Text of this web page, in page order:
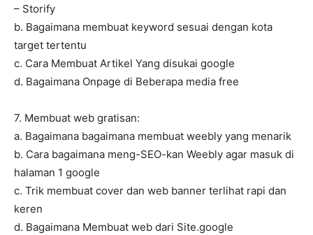
– Storify
b. Bagaimana membuat keyword sesuai dengan kota
target tertentu
c. Cara Membuat Artikel Yang disukai google
d. Bagaimana Onpage di Beberapa media free
7. Membuat web gratisan:
a. Bagaimana bagaimana membuat weebly yang menarik
b. Cara bagaimana meng-SEO-kan Weebly agar masuk di
halaman 1 google
c. Trik membuat cover dan web banner terlihat rapi dan
keren
d. Bagaimana Membuat web dari Site.google